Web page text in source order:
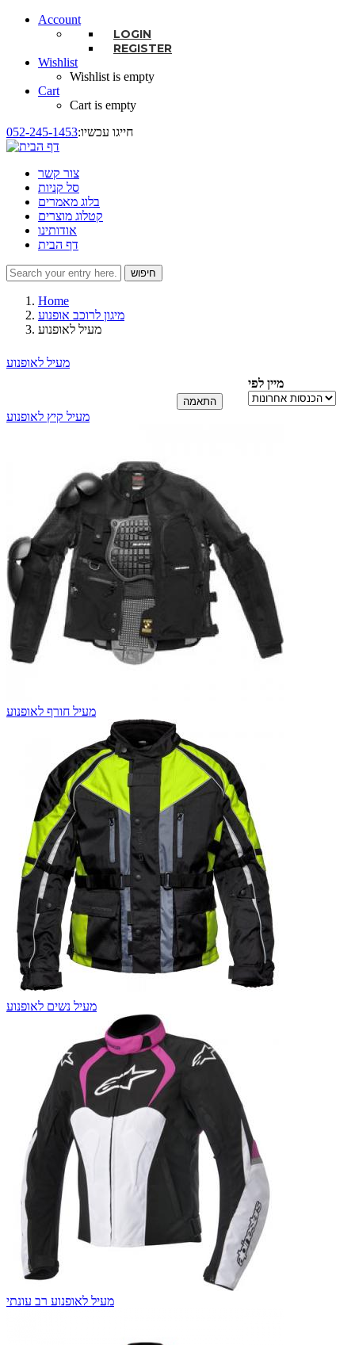
Account
LOGIN
REGISTER
Wishlist
Wishlist is empty
Cart
Cart is empty
052-245-1453 :חייגו עכשיו
צור קשר
סל קניות
בלוג מאמרים
קטלוג מוצרים
אודותינו
דף הבית
חיפוש
Home
מיגון לרוכב אופנוע
מעיל לאופנוע
מעיל לאופנוע
מיין לפי
מעיל קיץ לאופנוע
מעיל חורף לאופנוע
מעיל נשים לאופנוע
מעיל לאופנוע רב עונתי